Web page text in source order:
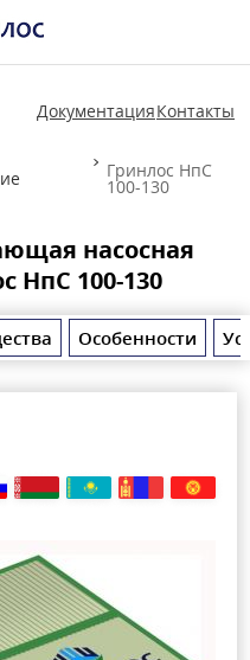
ДокументацияКонтакты
Гринлос НпС
100-130
насосная
НпС 100-130
Особенности